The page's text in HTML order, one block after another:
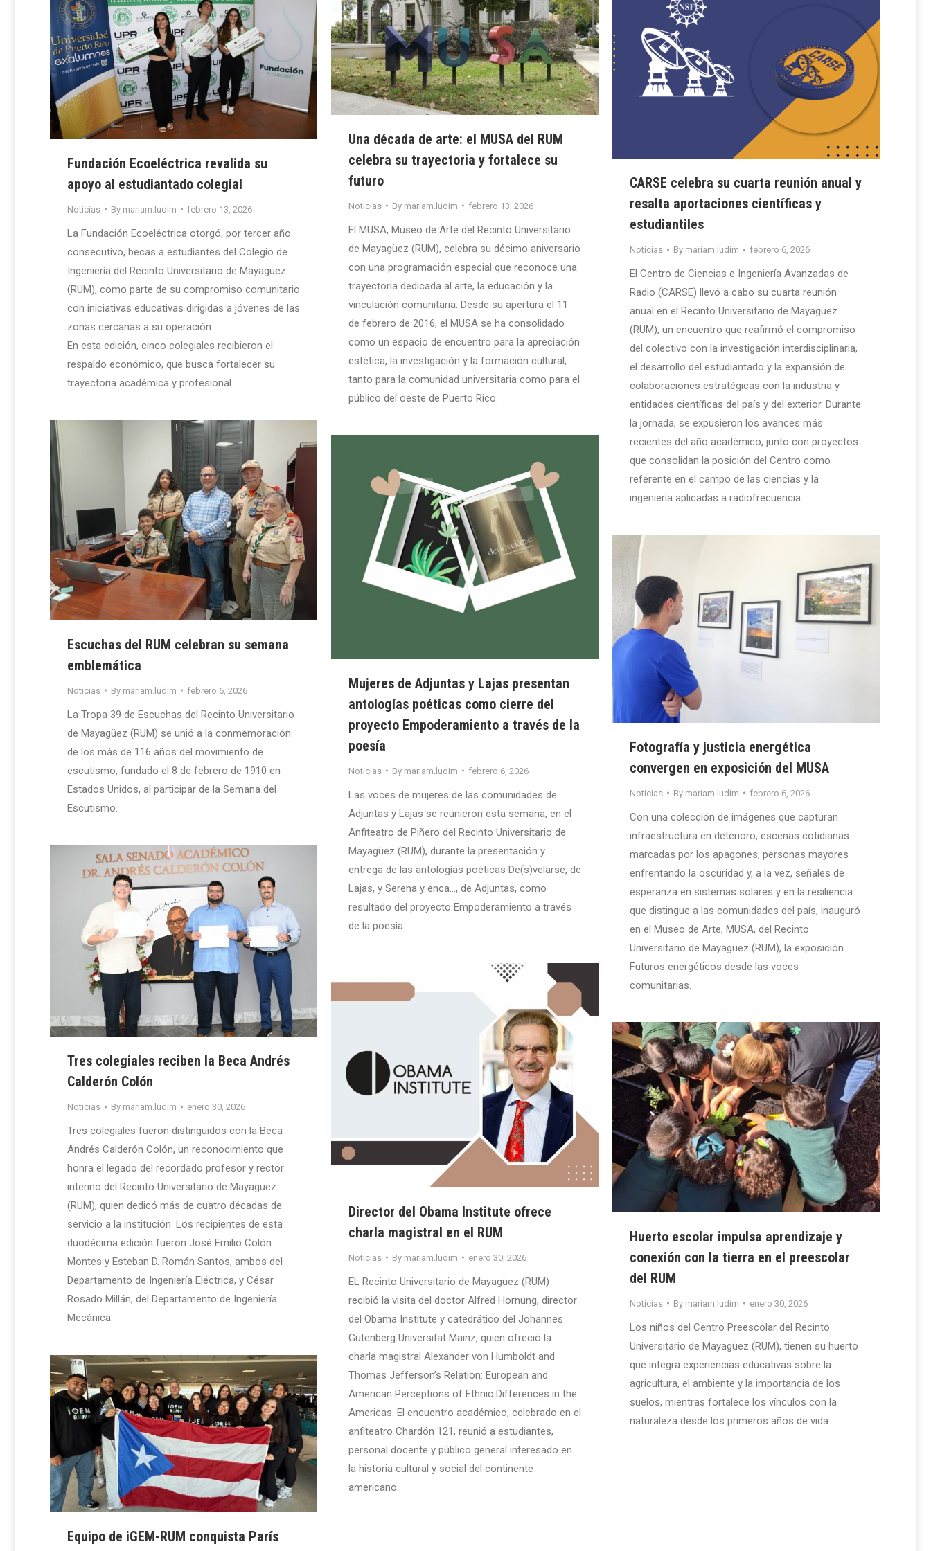
Fundación Ecoeléctrica revalida su
apoyo al estudiantado colegial
Noticias By mariam.ludim febrero 13, 2026
La Fundación Ecoeléctrica otorgó, por tercer año
consecutivo, becas a estudiantes del Colegio de
Ingeniería del Recinto Universitario de Mayagüez
(RUM), como parte de su compromiso comunitario
con iniciativas educativas dirigidas a jóvenes de las
zonas cercanas a su operación.
En esta edición, cinco colegiales recibieron el
respaldo económico, que busca fortalecer su
trayectoria académica y profesional.
Una década de arte: el MUSA del RUM
celebra su trayectoria y fortalece su
futuro
Noticias By mariam.ludim febrero 13, 2026
El MUSA, Museo de Arte del Recinto Universitario
de Mayagüez (RUM), celebra su décimo aniversario
con una programación especial que reconoce una
trayectoria dedicada al arte, la educación y la
vinculación comunitaria. Desde su apertura el 11
de febrero de 2016, el MUSA se ha consolidado
como un espacio de encuentro para la apreciación
estética, la investigación y la formación cultural,
tanto para la comunidad universitaria como para el
público del oeste de Puerto Rico.
CARSE celebra su cuarta reunión anual y
resalta aportaciones científicas y
estudiantiles
Noticias By mariam.ludim febrero 6, 2026
El Centro de Ciencias e Ingeniería Avanzadas de
Radio (CARSE) llevó a cabo su cuarta reunión
anual en el Recinto Universitario de Mayagüez
(RUM), un encuentro que reafirmó el compromiso
del colectivo con la investigación interdisciplinaria,
el desarrollo del estudiantado y la expansión de
colaboraciones estratégicas con la industria y
entidades científicas del país y del exterior. Durante
la jornada, se expusieron los avances más
recientes del año académico, junto con proyectos
que consolidan la posición del Centro como
referente en el campo de las ciencias y la
ingeniería aplicadas a radiofrecuencia.
Escuchas del RUM celebran su semana
emblemática
Noticias By mariam.ludim febrero 6, 2026
La Tropa 39 de Escuchas del Recinto Universitario
de Mayagüez (RUM) se unió a la conmemoración
de los más de 116 años del movimiento de
escutismo, fundado el 8 de febrero de 1910 en
Estados Unidos, al participar de la Semana del
Escutismo.
Mujeres de Adjuntas y Lajas presentan
antologías poéticas como cierre del
proyecto Empoderamiento a través de la
poesía
Noticias By mariam.ludim febrero 6, 2026
Las voces de mujeres de las comunidades de
Adjuntas y Lajas se reunieron esta semana, en el
Anfiteatro de Piñero del Recinto Universitario de
Mayagüez (RUM), durante la presentación y
entrega de las antologías poéticas De(s)velarse, de
Lajas, y Serena y enca…, de Adjuntas, como
resultado del proyecto Empoderamiento a través
de la poesía.
Fotografía y justicia energética
convergen en exposición del MUSA
Noticias By mariam.ludim febrero 6, 2026
Con una colección de imágenes que capturan
infraestructura en deterioro, escenas cotidianas
marcadas por los apagones, personas mayores
enfrentando la oscuridad y, a la vez, señales de
esperanza en sistemas solares y en la resiliencia
que distingue a las comunidades del país, inauguró
en el Museo de Arte, MUSA, del Recinto
Universitario de Mayagüez (RUM), la exposición
Futuros energéticos desde las voces
comunitarias.
Tres colegiales reciben la Beca Andrés
Calderón Colón
Noticias By mariam.ludim enero 30, 2026
Tres colegiales fueron distinguidos con la Beca
Andrés Calderón Colón, un reconocimiento que
honra el legado del recordado profesor y rector
interino del Recinto Universitario de Mayagüez
(RUM), quien dedicó más de cuatro décadas de
servicio a la institución. Los recipientes de esta
duodécima edición fueron José Emilio Colón
Montes y Esteban D. Román Santos, ambos del
Departamento de Ingeniería Eléctrica, y César
Rosado Millán, del Departamento de Ingeniería
Mecánica.
Director del Obama Institute ofrece
charla magistral en el RUM
Noticias By mariam.ludim enero 30, 2026
EL Recinto Universitario de Mayagüez (RUM)
recibió la visita del doctor Alfred Hornung, director
del Obama Institute y catedrático del Johannes
Gutenberg Universität Mainz, quien ofreció la
charla magistral Alexander von Humboldt and
Thomas Jefferson’s Relation: European and
American Perceptions of Ethnic Differences in the
Americas. El encuentro académico, celebrado en el
anfiteatro Chardón 121, reunió a estudiantes,
personal docente y público general interesado en
la historia cultural y social del continente
americano.
Huerto escolar impulsa aprendizaje y
conexión con la tierra en el preescolar
del RUM
Noticias By mariam.ludim enero 30, 2026
Los niños del Centro Preescolar del Recinto
Universitario de Mayagüez (RUM), tienen su huerto
que integra experiencias educativas sobre la
agricultura, el ambiente y la importancia de los
suelos, mientras fortalece los vínculos con la
naturaleza desde los primeros años de vida.
Equipo de iGEM-RUM conquista París